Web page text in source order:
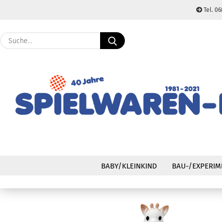
Tel.
Suche...
BABY/KLEINKIND BAU-/